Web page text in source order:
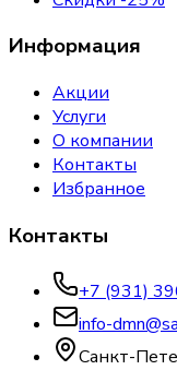
Информация
Акции
Услуги
О компании
Контакты
Избранное
Контакты
+7 (931)
info-
Санкт-